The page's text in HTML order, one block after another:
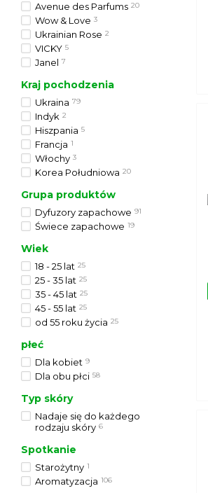
Avenue des Parfums 20
Wow & Love 3
Ukrainian Rose 2
VICKY 5
Janel 7
Kraj pochodzenia
Ukraina 79
Indyk 2
Hiszpania 5
Francja 1
Włochy 3
Korea Południowa 20
Grupa produktów
Dyfuzory zapachowe 91
Świece zapachowe 19
Wiek
18 - 25 lat 25
25 - 35 lat 25
35 - 45 lat 25
45 - 55 lat 25
od 55 roku życia 25
płeć
Dla kobiet 9
Dla obu płci 58
Typ skóry
Nadaje się do każdego
rodzaju skóry 6
Spotkanie
Starożytny 1
Aromatyzacja 106